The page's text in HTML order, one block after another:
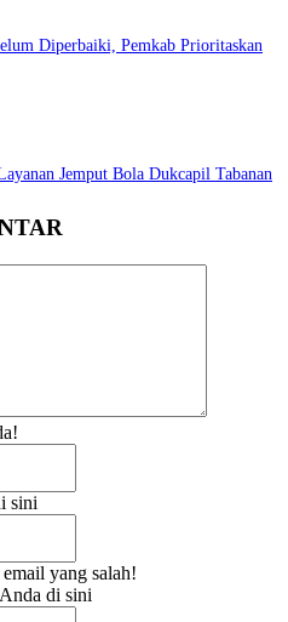
Diperbaiki, Pemkab Prioritaskan
Jemput Bola Dukcapil Tabanan
sini
yang salah!
di sini